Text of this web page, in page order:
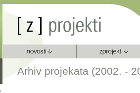
Arhiv projekata (2002. -